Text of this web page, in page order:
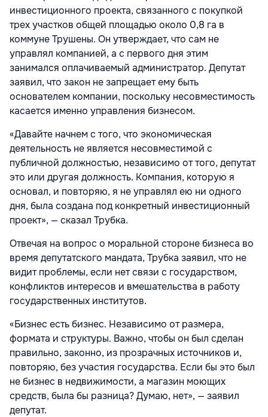
инвестиционного проекта, связанного с покупкой
трех участков общей площадью около 0,8 га в
коммуне Трушены. Он утверждает, что сам не
управлял компанией, а с первого дня этим
занимался оплачиваемый администратор. Депутат
заявил, что закон не запрещает ему быть
основателем компании, поскольку несовместимость
касается именно управления бизнесом.
«Давайте начнем с того, что экономическая
деятельность не является несовместимой с
публичной должностью, независимо от того, депутат
это или другая должность. Компания, которую я
основал, и повторяю, я не управлял ею ни одного
дня, была создана под конкретный инвестиционный
проект», — сказал Трубка.
Отвечая на вопрос о моральной стороне бизнеса во
время депутатского мандата, Трубка заявил, что не
видит проблемы, если нет связи с государством,
конфликтов интересов и вмешательства в работу
государственных институтов.
«Бизнес есть бизнес. Независимо от размера,
формата и структуры. Важно, чтобы он был сделан
правильно, законно, из прозрачных источников и,
повторяю, без участия государства. Если бы это был
не бизнес в недвижимости, а магазин моющих
средств, была бы разница? Думаю, нет», — заявил
депутат.